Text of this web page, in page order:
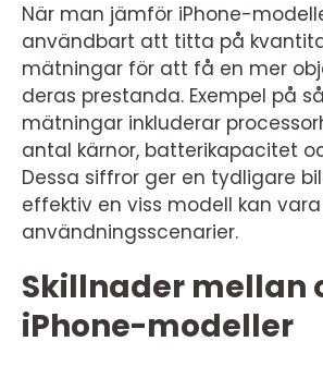
När man jämför iPhone-
användbart att titta på
mätningar för att få en mer
deras prestanda. Exempel på
mätningar inkluderar
antal kärnor, batterikapacitet
Dessa siffror ger en tydligare
effektiv en viss modell kan
användningsscenarier.
Skillnader mellan
iPhone-modeller